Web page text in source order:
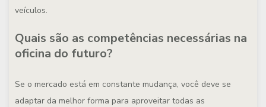
veículos.
Quais são as competências necessárias na
oficina do futuro?
Se o mercado está em constante mudança, você deve se
adaptar da melhor forma para aproveitar todas as